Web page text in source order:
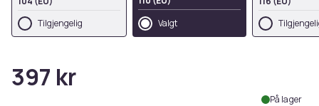
Tilgjengelig
Valgt
397 kr
På lager